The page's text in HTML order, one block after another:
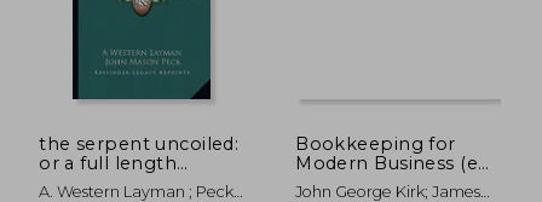
the serpent uncoiled:
or a full length
picture of
A. Western Layman ; Peck,
Bookkeeping for
Modern Business (en
Inglés)
John George Kirk; James